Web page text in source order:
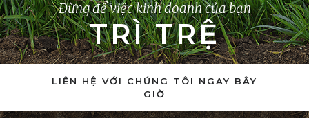
Đừng để việc kinh doanh của bạn
TRÌ TRỆ
LIÊN HỆ VỚI CHÚNG TÔI NGAY BÂY
GIỜ